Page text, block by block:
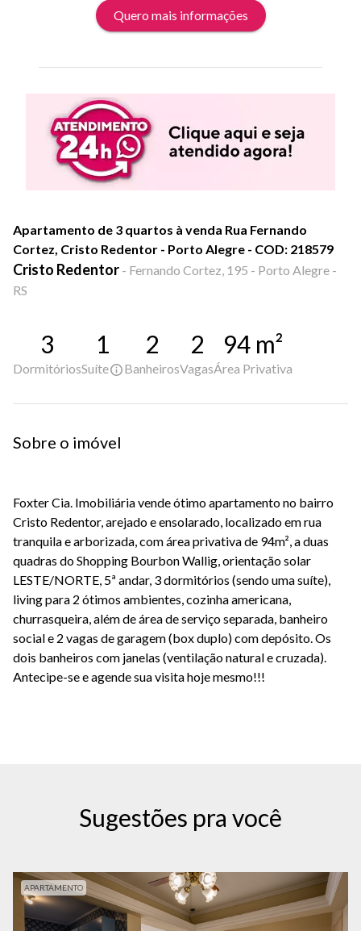
Quero mais informações
Apartamento de 3 quartos à venda Rua Fernando
Cortez, Cristo Redentor - Porto Alegre - COD: 218579
Cristo Redentor - Fernando Cortez, 195 - Porto Alegre -
RS
3
Dormitórios
1
Suíte
2
Banheiros
2
Vagas
94 m²
Área Privativa
Sobre o imóvel
Foxter Cia. Imobiliária vende ótimo apartamento no bairro
Cristo Redentor, arejado e ensolarado, localizado em rua
tranquila e arborizada, com área privativa de 94m², a duas
quadras do Shopping Bourbon Wallig, orientação solar
LESTE/NORTE, 5ª andar, 3 dormitórios (sendo uma suíte),
living para 2 ótimos ambientes, cozinha americana,
churrasqueira, além de área de serviço separada, banheiro
social e 2 vagas de garagem (box duplo) com depósito. Os
dois banheiros com janelas (ventilação natural e cruzada).
Antecipe-se e agende sua visita hoje mesmo!!!
Sugestões pra você
APARTAMENTO